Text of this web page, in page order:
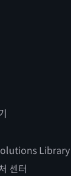
Library
센터